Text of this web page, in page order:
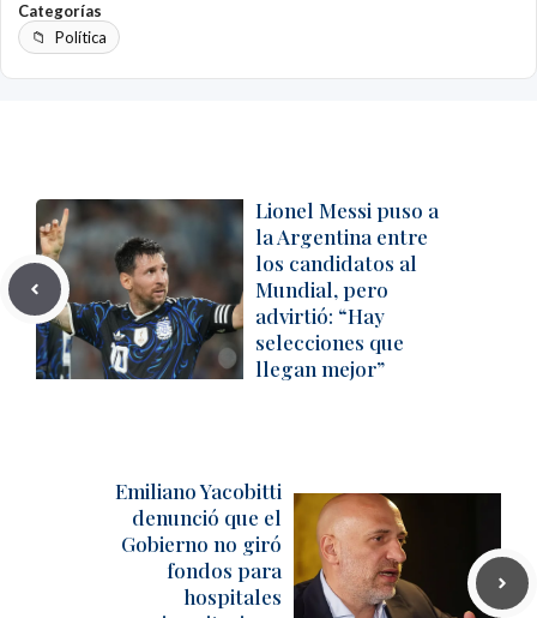
Categorías
Política
Lionel Messi puso a
la Argentina entre
los candidatos al
Mundial, pero
advirtió: “Hay
selecciones que
llegan mejor”
Emiliano Yacobitti
denunció que el
Gobierno no giró
fondos para
hospitales